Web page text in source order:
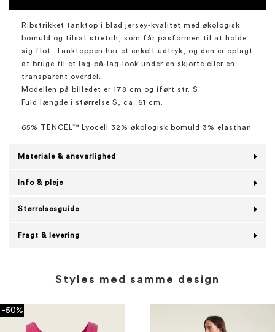
Ribstrikket tanktop i blød jersey-kvalitet med økologisk
bomuld og tilsat stretch, som får pasformen til at holde
sig flot. Tanktoppen har et enkelt udtryk, og den er oplagt
at bruge til et lag-på-lag-look under en skjorte eller en
transparent overdel.
Modellen på billedet er 178 cm og iført str. S
Fuld længde i størrelse S, ca. 61 cm.
65% TENCEL™ Lyocell 32% økologisk bomuld 3% elasthan
Materiale & ansvarlighed
Info & pleje
Størrelsesguide
Fragt & levering
Styles med samme design
-50%